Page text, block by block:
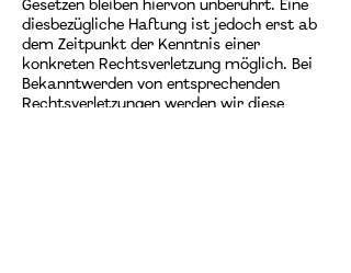
Gesetzen bleiben hiervon unberührt. Eine
diesbezügliche Haftung ist jedoch erst ab
dem Zeitpunkt der Kenntnis einer
konkreten Rechtsverletzung möglich. Bei
Bekanntwerden von entsprechenden
Rechtsverletzungen werden wir diese